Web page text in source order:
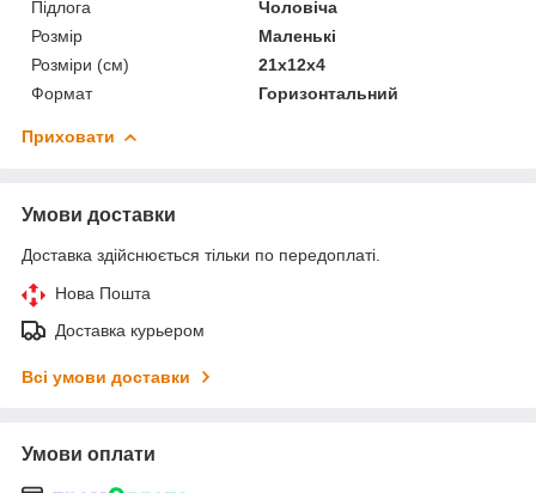
Підлога
Чоловіча
Розмір
Маленькі
Розміри (см)
21х12х4
Формат
Горизонтальний
Приховати
Умови доставки
Доставка здійснюється тільки по передоплаті.
Нова Пошта
Доставка курьером
Всі умови доставки
Умови оплати